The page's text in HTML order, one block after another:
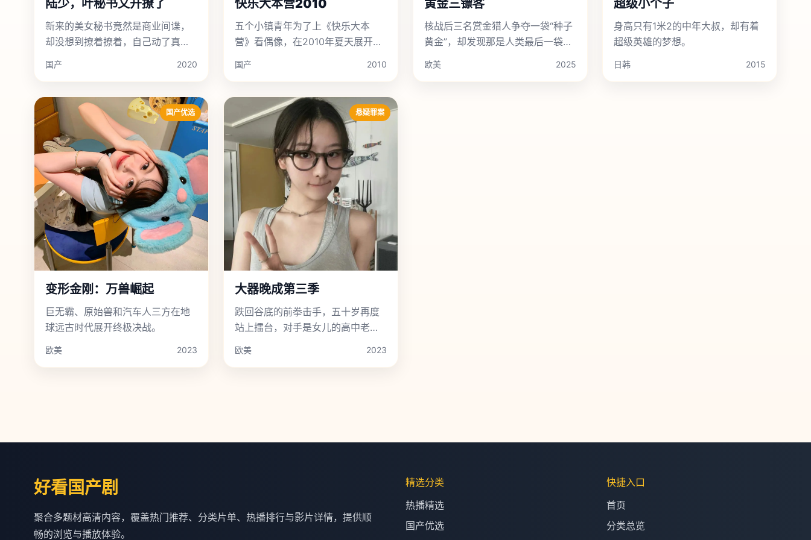
陆少，叶秘书又开撩了
新来的美女秘书竟然是商业间谍，
却没想到撩着撩着，自己动了真
心。
国产 2020
快乐大本营2010
五个小镇青年为了上《快乐大本
营》看偶像，在2010年夏天展开了
一场横跨半个中国的爆笑公路之
国产 2010
黄金三镖客
核战后三名赏金猎人争夺一袋“种子
黄金”，却发现那是人类最后一袋可
发芽的小麦。
欧美 2025
超级小个子
身高只有1米2的中年大叔，却有着
超级英雄的梦想。
日韩 2015
国产优选
变形金刚：万兽崛起
巨无霸、原始兽和汽车人三方在地
球远古时代展开终极决战。
欧美 2023
悬疑罪案
大器晚成第三季
跌回谷底的前拳击手，五十岁再度
站上擂台，对手是女儿的高中老
师。
欧美 2023
好看国产剧
聚合多题材高清内容，覆盖热门推荐、分类片单、热播排行与影片详情，提供顺
畅的浏览与播放体验。
精选分类
热播精选
国产优选
快捷入口
首页
分类总览